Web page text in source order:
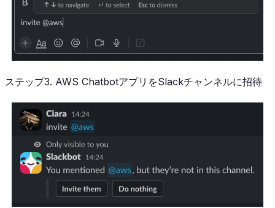
ステップ3. AWS ChatbotアプリをSlackチャンネルに招待